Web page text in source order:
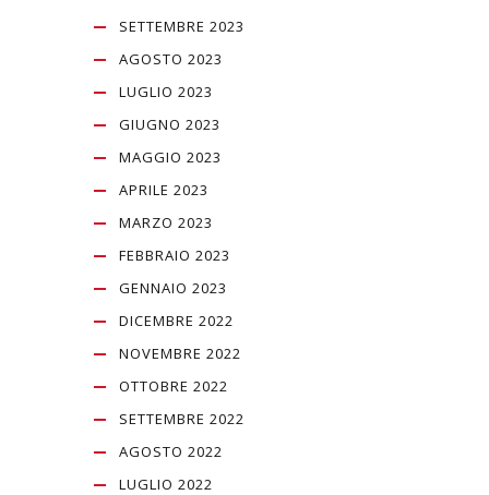
SETTEMBRE 2023
AGOSTO 2023
LUGLIO 2023
GIUGNO 2023
MAGGIO 2023
APRILE 2023
MARZO 2023
FEBBRAIO 2023
GENNAIO 2023
DICEMBRE 2022
NOVEMBRE 2022
OTTOBRE 2022
SETTEMBRE 2022
AGOSTO 2022
LUGLIO 2022